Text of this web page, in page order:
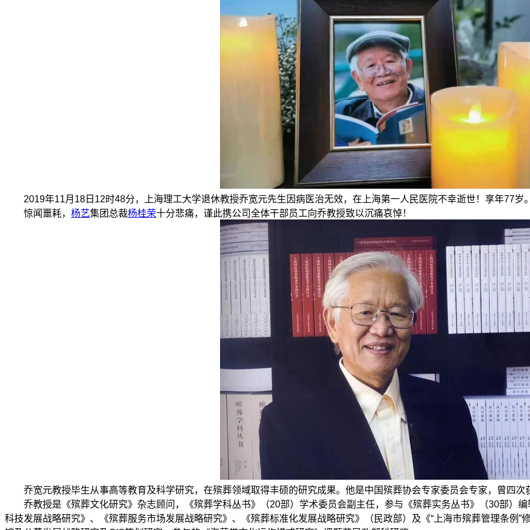
2019年11月18日12时48分，上海理工大学退休教授乔宽元先生因病医治无效，在上海第一人民医院不幸逝世！享年77岁
惊闻噩耗， 杨艺集团总裁杨桂荣十分悲痛，谨此携公司全体干部员工向乔教授致以沉痛哀悼！
乔宽元教授毕生从事高等教育及科学研究，在殡葬领域取得丰硕的研究成果。他是中国殡葬协会专家委员会专家，曾四次
乔教授是《殡葬文化研究》杂志顾问，《殡葬学科丛书》（20部）学术委员会副主任，参与《殡葬实务丛书》（30部）
科技发展战略研究》、《殡葬服务市场发展战略研究》、《殡葬标准化发展战略研究》（民政部）及《“上海市殡葬管理条例